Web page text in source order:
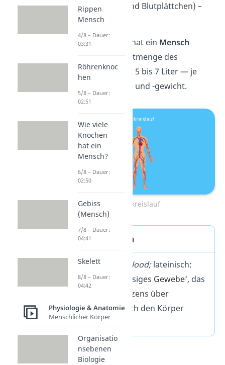
Blutkörperchen und Blutplättchen) –
zusammen.
Wie viel
Blut hat ein Mensch
eigentlich? Die Blutmenge des
Menschen beträgt 5 bis 7 Liter — je
nach Körpergröße und -gewicht.
Blutkreislauf
Blut Definition
Blut (englisch: blood;lateinisch:
sanguis) ist ‚flüssiges Gewebe‘, das
mithilfe des Herzens über
Blutgefäßedurch den Körper
gepumpt wird.
Rippen
Mensch
4/8 – Dauer:
03:31
Röhrenknoc
hen
5/8 – Dauer:
02:51
Wie viele
Knochen
hat ein
Mensch?
6/8 – Dauer:
02:50
Gebiss
(Mensch)
7/8 – Dauer:
04:41
Skelett
8/8 – Dauer:
04:42
Physiologie & Anatomie
Menschlicher Körper
Organisatio
nsebenen
Biologie